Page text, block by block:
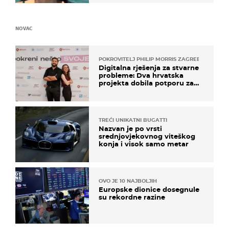
NOVAC
POKROVITELJ PHILIP MORRIS ZAGREB
Digitalna rješenja za stvarne
probleme: Dva hrvatska
projekta dobila potporu za
TREĆI UNIKATNI BUGATTI
Nazvan je po vrsti
srednjovjekovnog viteškog
konja i visok samo metar
OVO JE 10 NAJBOLJIH
Europske dionice dosegnule
su rekordne razine